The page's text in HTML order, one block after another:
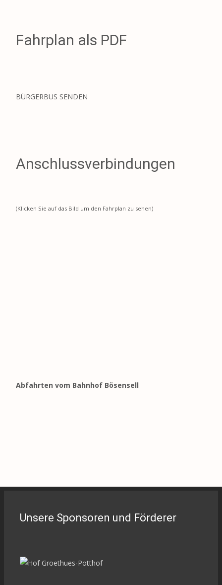
Fahrplan als PDF
BÜRGERBUS SENDEN
Anschlussverbindungen
(Klicken Sie auf das Bild um den Fahrplan zu sehen)
Abfahrten vom Bahnhof Bösensell
Unsere Sponsoren und Förderer